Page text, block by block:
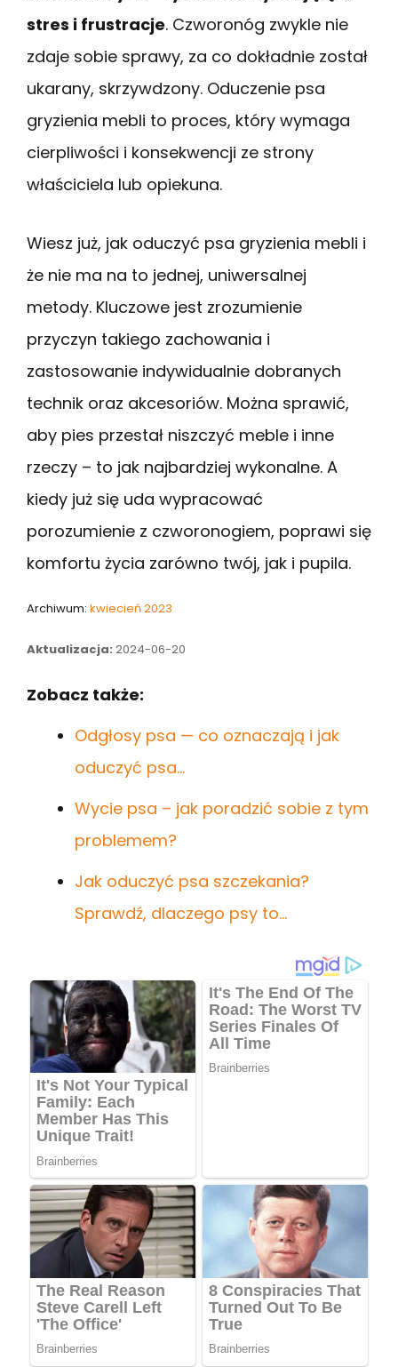
stres i frustracje. Czworonóg zwykle nie
zdaje sobie sprawy, za co dokładnie został
ukarany, skrzywdzony. Oduczenie psa
gryzienia mebli to proces, który wymaga
cierpliwości i konsekwencji ze strony
właściciela lub opiekuna.
Wiesz już, jak oduczyć psa gryzienia mebli i
że nie ma na to jednej, uniwersalnej
metody. Kluczowe jest zrozumienie
przyczyn takiego zachowania i
zastosowanie indywidualnie dobranych
technik oraz akcesoriów. Można sprawić,
aby pies przestał niszczyć meble i inne
rzeczy – to jak najbardziej wykonalne. A
kiedy już się uda wypracować
porozumienie z czworonogiem, poprawi się
komfortu życia zarówno twój, jak i pupila.
Archiwum: kwiecień 2023
Aktualizacja: 2024-06-20
Zobacz także:
Odgłosy psa — co oznaczają i jak
oduczyć psa…
Wycie psa – jak poradzić sobie z tym
problemem?
Jak oduczyć psa szczekania?
Sprawdź, dlaczego psy to…